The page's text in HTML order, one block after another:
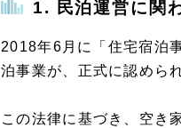
1. 民泊運営に関
2018年6月に「住宅宿泊
泊事業が、正式に認めら
この法律に基づき、空き